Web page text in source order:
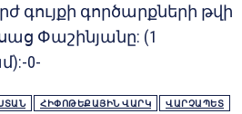
գույքի գործարքների թվի
Փաշինյանը: (1
0-
ՀԻՓՈԹԵՔԱՅԻՆ ՎԱՐԿ ՎԱՐՉԱՊԵՏ